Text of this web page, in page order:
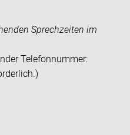
Sprechzeiten im
Telefonnummer: